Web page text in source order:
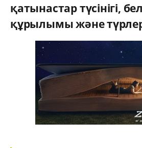
қатынастар түсінігі,
құрылымы және